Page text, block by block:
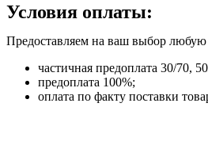
Условия оплаты:
Предоставляем на ваш выбор
частичная предоплата 30/70,
предоплата 100%;
оплата по факту поставки